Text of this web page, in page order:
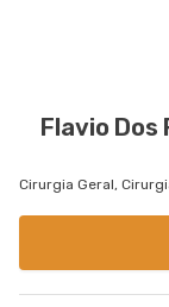
Avenida Das
Médico 1 - Salas
Flavio Dos